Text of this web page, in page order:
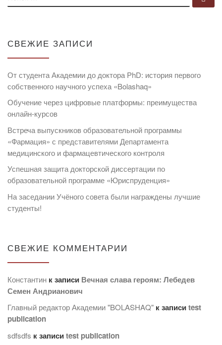
СВЕЖИЕ ЗАПИСИ
От студента Академии до доктора PhD: история первого
собственного научного успеха «Bolashaq»
Обучение через цифровые платформы: преимущества
онлайн-курсов
Встреча выпускников образовательной программы
«Фармация» с представителями Департамента
медицинского и фармацевтического контроля
Успешная защита докторской диссертации по
образовательной программе «Юриспруденция»
На заседании Учёного совета были награждены лучшие
студенты!
СВЕЖИЕ КОММЕНТАРИИ
Константин к записи Вечная слава героям: Лебедев
Семен Андрианович
Главный редактор Академии "BOLASHAQ" к записиtest
publication
sdfsdfs к записиtest publication